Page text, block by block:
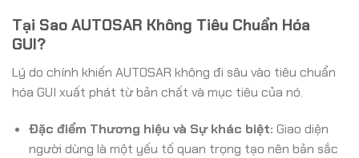
Tại Sao AUTOSAR Không Tiêu Chuẩn Hóa
GUI?
Lý do chính khiến AUTOSAR không đi sâu vào tiêu chuẩn
hóa GUI xuất phát từ bản chất và mục tiêu của nó.
Đặc điểm Thương hiệu và Sự khác biệt: Giao diện
người dùng là một yếu tố quan trọng tạo nên bản sắc